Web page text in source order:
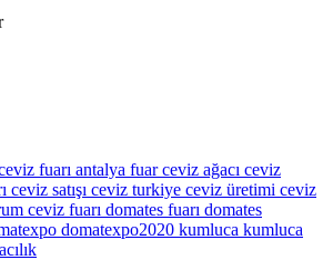
fuarı antalya fuarceviz ağacı ceviz
ceviz satışı ceviz turkiye ceviz üretimi ceviz
ceviz fuarı domates fuarı domates
domatexpo2020 kumluca kumluca